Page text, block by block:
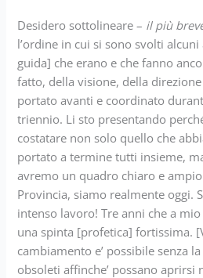
Desidero sottolineare – il più
l’ordine in cui si sono svolti
guida] che erano e che fanno
fatto, della visione, della
portato avanti e coordinato
triennio. Li sto presentando
costatare non solo quello che
portato a termine tutti insieme,
avremo un quadro chiaro e
Provincia, siamo realmente oggi.
intenso lavoro! Tre anni che a
una spinta [profetica] fortissima.
cambiamento e’ possibile senza
obsoleti affinche’ possano